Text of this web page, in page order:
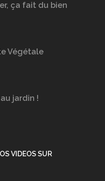
ça fait du bien
Végétale
jardin !
VIDEOS SUR